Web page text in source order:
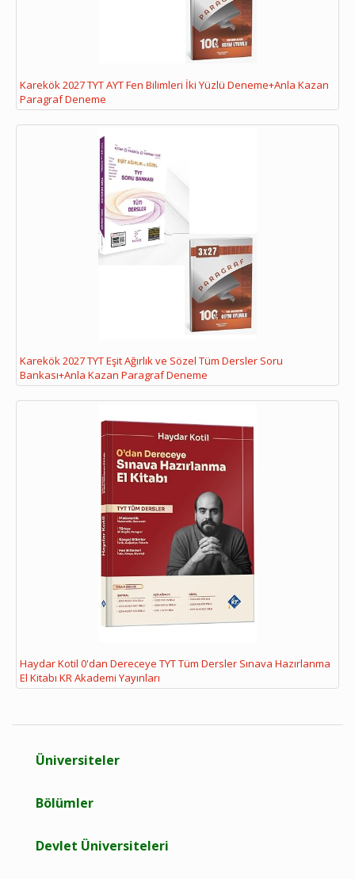
Karekök 2027 TYT AYT Fen Bilimleri İki Yüzlü Deneme+Anla Kazan
Paragraf Deneme
Karekök 2027 TYT Eşit Ağırlık ve Sözel Tüm Dersler Soru
Bankası+Anla Kazan Paragraf Deneme
Haydar Kotil 0'dan Dereceye TYT Tüm Dersler Sınava Hazırlanma
El Kitabı KR Akademi Yayınları
Üniversiteler
Bölümler
Devlet Üniversiteleri